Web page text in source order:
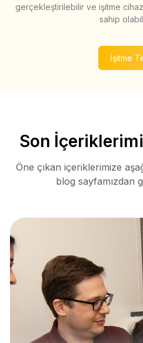
gerçekleştirilebilir ve işitme
sahip
İşitme
Son
Öne çıkan içeriklerimize
blog sayfamızdan